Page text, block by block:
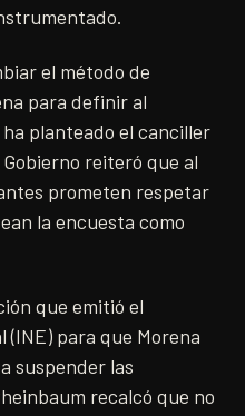
el método de
para definir al
planteado el canciller
reiteró que al
prometen respetar
la encuesta como
que emitió el
para que Morena
suspender las
recalcó que no